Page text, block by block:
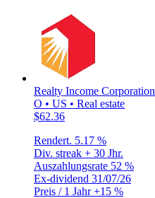
Realty Income Corporation
O • US • Real estate
$62.36
Rendert. 5.17 %
Div. streak + 30 Jhr.
Auszahlungsrate 52 %
Ex-dividend 31/07/26
Preis / 1 Jahr+15 %